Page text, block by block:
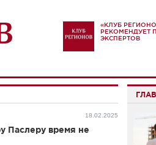
«КЛУБ
РЕКОМЕНДУЕТ
ЭКСПЕРТОВ
18.02.2025
Паслеру время не